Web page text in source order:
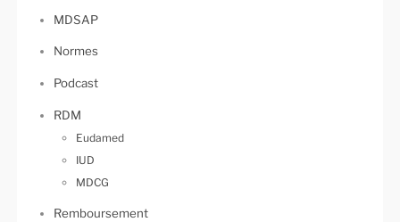
MDSAP
Normes
Podcast
RDM
Eudamed
IUD
MDCG
Remboursement